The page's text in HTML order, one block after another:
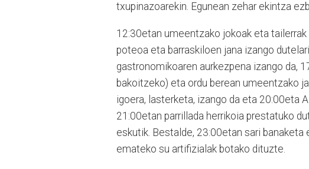
txupinazoarekin. Egunean zehar ekintza
12:30etan umeentzako jokoak eta tailerrak
poteoa eta barraskiloen jana izango
gastronomikoaren aurkezpena izango da,
bakoitzeko) eta ordu berean umeentzako
igoera, lasterketa, izango da eta 20:00eta
21:00etan parrillada herrikoia prestatuko
eskutik. Bestalde, 23:00etan sari
emateko su artifizialak botako dituzte.